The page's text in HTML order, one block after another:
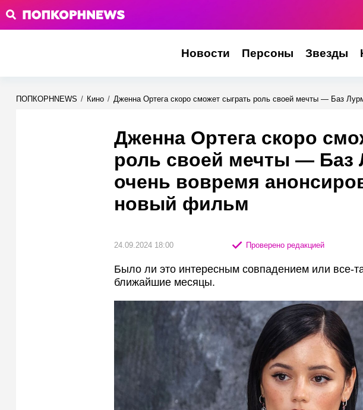
Новости Персоны Звезды
ПОПКОРНNEWS / Кино / Дженна Ортега скоро сможет сыграть роль своей мечты — Баз
Дженна Ортега скоро
роль своей мечты — Баз
очень вовремя
новый фильм
24.09.2024 18:00 Проверено редакцией
Было ли это интересным совпадением или все-
ближайшие месяцы.